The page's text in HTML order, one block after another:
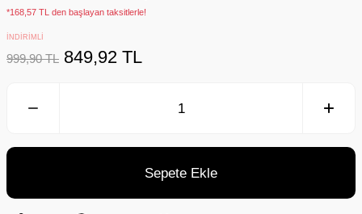
*168,57 TL den başlayan taksitlerle!
İNDİRİMLİ
999,90 TL 849,92 TL
Sepete Ekle